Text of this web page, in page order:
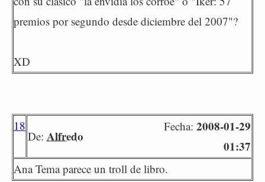
premios por segundo desde diciembre del 2007"?
XD
18
De: Alfredo
Fecha: 2008-01-29
01:37
Ana Tema parece un troll de libro.